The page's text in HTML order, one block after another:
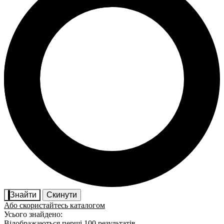
Знайти
Скинути
Або скористайтесь каталогом
Усього знайдено: